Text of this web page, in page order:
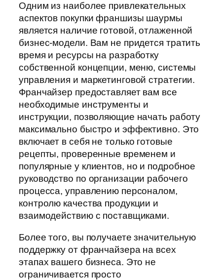
Одним из наиболее привлекательных
аспектов покупки франшизы шаурмы
является наличие готовой, отлаженной
бизнес-модели. Вам не придется тратить
время и ресурсы на разработку
собственной концепции, меню, системы
управления и маркетинговой стратегии.
Франчайзер предоставляет вам все
необходимые инструменты и
инструкции, позволяющие начать работу
максимально быстро и эффективно. Это
включает в себя не только готовые
рецепты, проверенные временем и
популярные у клиентов, но и подробное
руководство по организации рабочего
процесса, управлению персоналом,
контролю качества продукции и
взаимодействию с поставщиками.
Более того, вы получаете значительную
поддержку от франчайзера на всех
этапах вашего бизнеса. Это не
ограничивается просто